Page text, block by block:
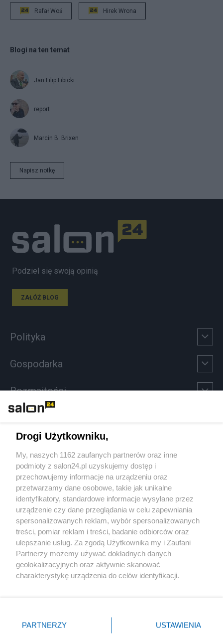
Rafał Woś Hirek Wrona
Blogi na ten temat
Jan Filip Libicki
report
Marcin B. Brixen
Napisz notkę
Podziel się swoją opinią
ZAŁÓŻ BLOG
Polityka
Gospodarka
Rozmaitości
Sport
Społeczeństwo
Kultura
X Facebook Instagram Youtube
Drogi Użytkowniku,
My, naszych 1162 zaufanych partnerów oraz inne
podmioty z salon24.pl uzyskujemy dostęp i
przechowujemy informacje na urządzeniu oraz
przetwarzamy dane osobowe, takie jak unikalne
identyfikatory, standardowe informacje wysyłane przez
urządzenie czy dane przeglądania w celu zapewniania
spersonalizowanych reklam, wybór spersonalizowanych
treści, pomiar reklam i treści, badanie odbiorców oraz
ulepszanie usług. Za zgodą Użytkownika my i Zaufani
Partnerzy możemy używać dokładnych danych
geolokalizacyjnych oraz aktywnie skanować
charakterystykę urządzenia do celów identyfikacji.
zmienić/wycofać klikając przycisk ustawień prywatności
znajdujący się w lewym dolnym rogu strony
PARTNERZY USTAWIENIA